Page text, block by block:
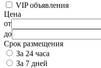
VIP объявления
Цена
от
до
Срок размещения
За 24 часа
За 7 дней